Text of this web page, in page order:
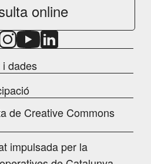
online
dades
de Creative Commons
impulsada per la